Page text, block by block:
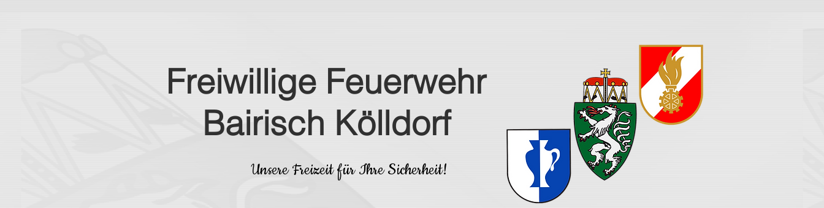
Freiwillige Feuerwehr
Bairisch Kölldorf
Unsere Freizeit für Ihre Sicherheit!